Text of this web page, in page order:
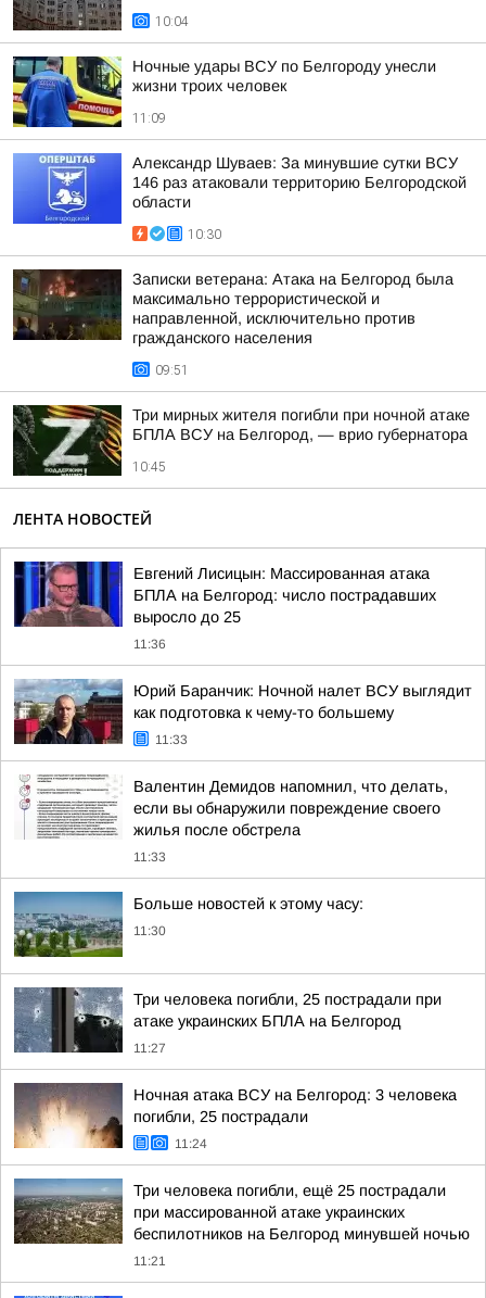
10:04
Ночные удары ВСУ по Белгороду унесли
жизни троих человек
11:09
Александр Шуваев: За минувшие сутки ВСУ
146 раз атаковали территорию Белгородской
области
10:30
Записки ветерана: Атака на Белгород была
максимально террористической и
направленной, исключительно против
гражданского населения
09:51
Три мирных жителя погибли при ночной атаке
БПЛА ВСУ на Белгород, — врио губернатора
10:45
ЛЕНТА НОВОСТЕЙ
Евгений Лисицын: Массированная атака
БПЛА на Белгород: число пострадавших
выросло до 25
11:36
Юрий Баранчик: Ночной налет ВСУ выглядит
как подготовка к чему-то большему
11:33
Валентин Демидов напомнил, что делать,
если вы обнаружили повреждение своего
жилья после обстрела
11:33
Больше новостей к этому часу:
11:30
Три человека погибли, 25 пострадали при
атаке украинских БПЛА на Белгород
11:27
Ночная атака ВСУ на Белгород: 3 человека
погибли, 25 пострадали
11:24
Три человека погибли, ещё 25 пострадали
при массированной атаке украинских
беспилотников на Белгород минувшей ночью
11:21